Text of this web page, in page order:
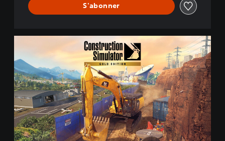
S'abonner
l
d
E
d
i
t
i
o
n